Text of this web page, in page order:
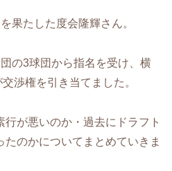
果たした度会隆輝さん。
の3球団から指名を受け、横
渉権を引き当てました。
が悪いのか・過去にドラフト
のかについてまとめていきま